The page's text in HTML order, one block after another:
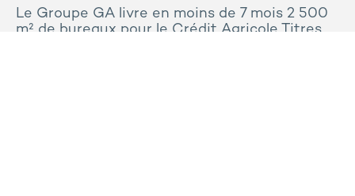
Le Groupe GA livre en moins de 7 mois 2 500
m² de bureaux pour le Crédit Agricole Titres.